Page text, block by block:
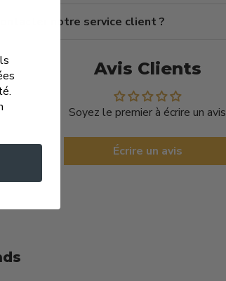
notre service client ?
Avis Clients
Soyez le premier à écrire un avis
Écrire un avis